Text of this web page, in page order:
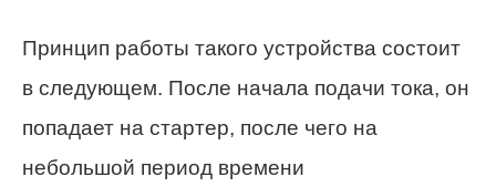
Принцип работы такого устройства состоит
в следующем. После начала подачи тока, он
попадает на стартер, после чего на
небольшой период времени